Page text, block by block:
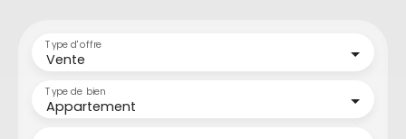
Vente
Type d'offre
Appartement
Type de bien